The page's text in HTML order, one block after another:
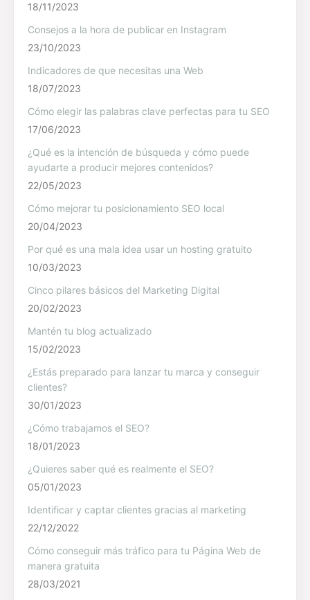
18/11/2023
Consejos a la hora de publicar en Instagram
23/10/2023
Indicadores de que necesitas una Web
18/07/2023
Cómo elegir las palabras clave perfectas para tu SEO
17/06/2023
¿Qué es la intención de búsqueda y cómo puede
ayudarte a producir mejores contenidos?
22/05/2023
Cómo mejorar tu posicionamiento SEO local
20/04/2023
Por qué es una mala idea usar un hosting gratuito
10/03/2023
Cinco pilares básicos del Marketing Digital
20/02/2023
Mantén tu blog actualizado
15/02/2023
¿Estás preparado para lanzar tu marca y conseguir
clientes?
30/01/2023
¿Cómo trabajamos el SEO?
18/01/2023
¿Quieres saber qué es realmente el SEO?
05/01/2023
Identificar y captar clientes gracias al marketing
22/12/2022
Cómo conseguir más tráfico para tu Página Web de
manera gratuita
28/03/2021